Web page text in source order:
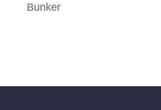
Bunker